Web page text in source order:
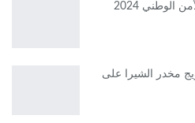
الوطني 2024
مخدر الشيرا على